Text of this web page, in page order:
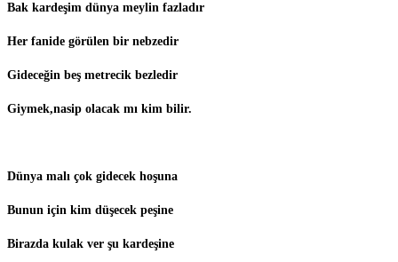
Bak kardeşim dünya meylin fazladır
Her fanide görülen bir nebzedir
Gideceğin beş metrecik bezledir
Giymek,nasip olacak mı kim bilir.
Dünya malı çok gidecek hoşuna
Bunun için kim düşecek peşine
Birazda kulak ver şu kardeşine